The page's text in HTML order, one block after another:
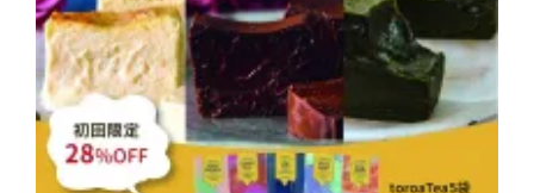
紅茶toroaTea
焼き菓子
メルマガ会員様限定
toroa夏のアウトレッ
クッキー缶
紅茶toroaTeaギフト
お誕生日セット
手さげ袋